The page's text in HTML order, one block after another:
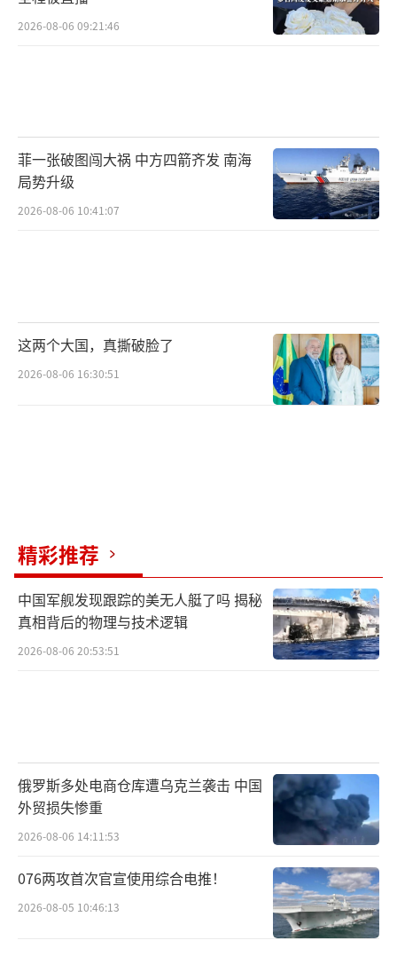
2026-08-06 09:21:46
菲一张破图闯大祸 中方四箭齐发 南海
局势升级
2026-08-06 10:41:07
这两个大国，真撕破脸了
2026-08-06 16:30:51
精彩推荐
中国军舰发现跟踪的美无人艇了吗 揭秘
真相背后的物理与技术逻辑
2026-08-06 20:53:51
俄罗斯多处电商仓库遭乌克兰袭击 中国
外贸损失惨重
2026-08-06 14:11:53
076两攻首次官宣使用综合电推！
2026-08-05 10:46:13